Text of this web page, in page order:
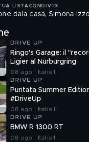
LISTA CONDIVIDI
dala casa, Simona
DRIVE UP
Ringo's Garage: il
Ligier al Nürburgring
08 ago | Italia 1
DRIVE UP
Puntata Summer
#DriveUp
08 ago | Italia 1
DRIVE UP
BMW R 1300 RT
08 ago | Italia 1